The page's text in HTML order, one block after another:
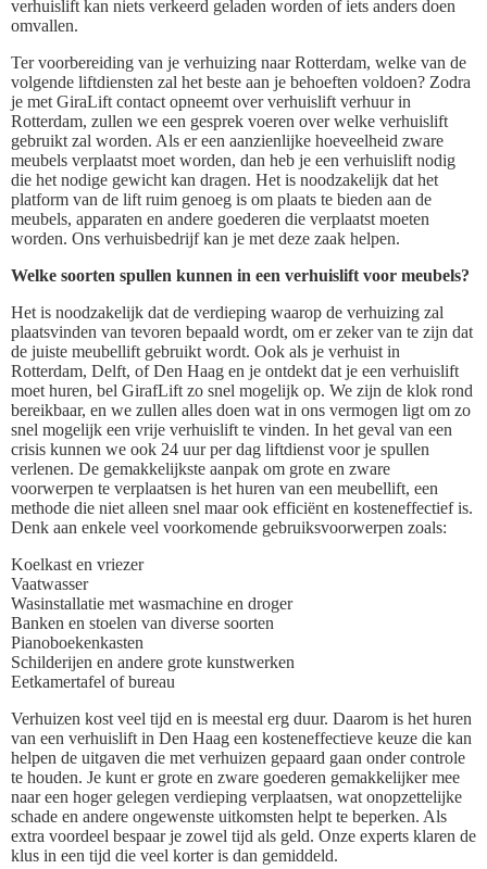
verhuislift kan niets verkeerd geladen worden of iets anders doen
omvallen.
Ter voorbereiding van je verhuizing naar Rotterdam, welke van de
volgende liftdiensten zal het beste aan je behoeften voldoen? Zodra
je met GiraLift contact opneemt over verhuislift verhuur in
Rotterdam, zullen we een gesprek voeren over welke verhuislift
gebruikt zal worden. Als er een aanzienlijke hoeveelheid zware
meubels verplaatst moet worden, dan heb je een verhuislift nodig
die het nodige gewicht kan dragen. Het is noodzakelijk dat het
platform van de lift ruim genoeg is om plaats te bieden aan de
meubels, apparaten en andere goederen die verplaatst moeten
worden. Ons verhuisbedrijf kan je met deze zaak helpen.
Welke soorten spullen kunnen in een verhuislift voor meubels?
Het is noodzakelijk dat de verdieping waarop de verhuizing zal
plaatsvinden van tevoren bepaald wordt, om er zeker van te zijn dat
de juiste meubellift gebruikt wordt. Ook als je verhuist in
Rotterdam, Delft, of Den Haag en je ontdekt dat je een verhuislift
moet huren, bel GirafLift zo snel mogelijk op. We zijn de klok rond
bereikbaar, en we zullen alles doen wat in ons vermogen ligt om zo
snel mogelijk een vrije verhuislift te vinden. In het geval van een
crisis kunnen we ook 24 uur per dag liftdienst voor je spullen
verlenen. De gemakkelijkste aanpak om grote en zware
voorwerpen te verplaatsen is het huren van een meubellift, een
methode die niet alleen snel maar ook efficiënt en kosteneffectief is.
Denk aan enkele veel voorkomende gebruiksvoorwerpen zoals:
Koelkast en vriezer
Vaatwasser
Wasinstallatie met wasmachine en droger
Banken en stoelen van diverse soorten
Pianoboekenkasten
Schilderijen en andere grote kunstwerken
Eetkamertafel of bureau
Verhuizen kost veel tijd en is meestal erg duur. Daarom is het huren
van een verhuislift in Den Haag een kosteneffectieve keuze die kan
helpen de uitgaven die met verhuizen gepaard gaan onder controle
te houden. Je kunt er grote en zware goederen gemakkelijker mee
naar een hoger gelegen verdieping verplaatsen, wat onopzettelijke
schade en andere ongewenste uitkomsten helpt te beperken. Als
extra voordeel bespaar je zowel tijd als geld. Onze experts klaren de
klus in een tijd die veel korter is dan gemiddeld.